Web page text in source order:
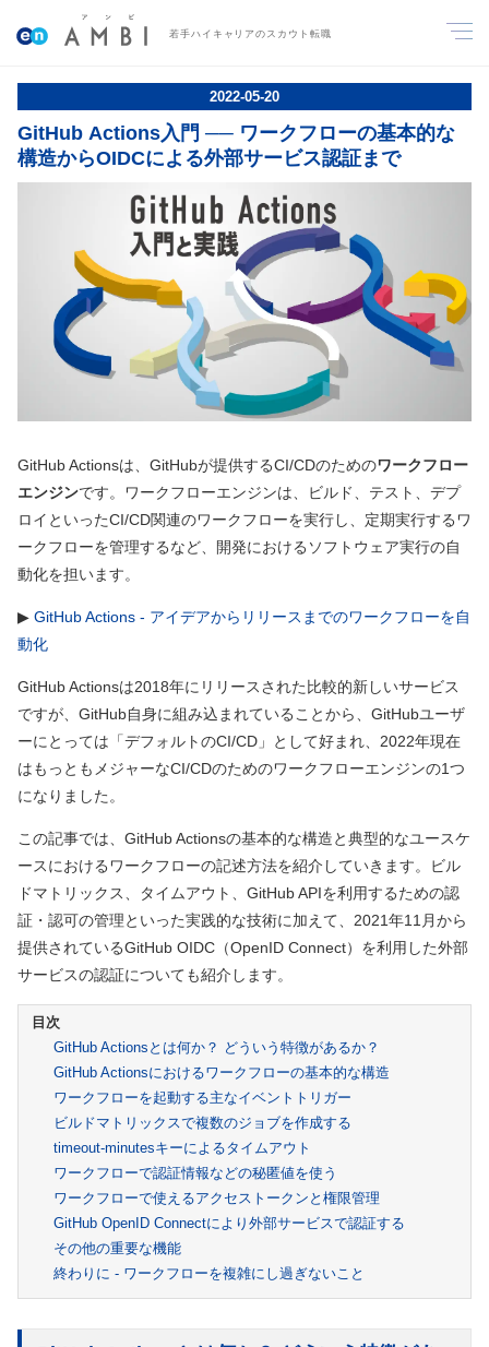
若手ハイキャリアのスカウト転職
2022-05-20
GitHub Actions入門 ── ワークフローの基本的な
構造からOIDCによる外部サービス認証まで
GitHub Actionsは、GitHubが提供するCI/CDのためのワークフロー
エンジンです。ワークフローエンジンは、ビルド、テスト、デプ
ロイといったCI/CD関連のワークフローを実行し、定期実行するワ
ークフローを管理するなど、開発におけるソフトウェア実行の自
動化を担います。
▶ GitHub Actions - アイデアからリリースまでのワークフローを自
動化
GitHub Actionsは2018年にリリースされた比較的新しいサービス
ですが、GitHub自身に組み込まれていることから、GitHubユーザ
ーにとっては「デフォルトのCI/CD」として好まれ、2022年現在
はもっともメジャーなCI/CDのためのワークフローエンジンの1つ
になりました。
この記事では、GitHub Actionsの基本的な構造と典型的なユースケ
ースにおけるワークフローの記述方法を紹介していきます。ビル
ドマトリックス、タイムアウト、GitHub APIを利用するための認
証・認可の管理といった実践的な技術に加えて、2021年11月から
提供されているGitHub OIDC （OpenID Connect） を利用した外部
サービスの認証についても紹介します。
GitHub Actionsとは何か？ どういう特徴があるか？
GitHub Actionsにおけるワークフローの基本的な構造
ワークフローを起動する主なイベントトリガー
ビルドマトリックスで複数のジョブを作成する
timeout-minutesキーによるタイムアウト
ワークフローで認証情報などの秘匿値を使う
ワークフローで使えるアクセストークンと権限管理
GitHub OpenID Connectにより外部サービスで認証する
その他の重要な機能
終わりに - ワークフローを複雑にし過ぎないこと